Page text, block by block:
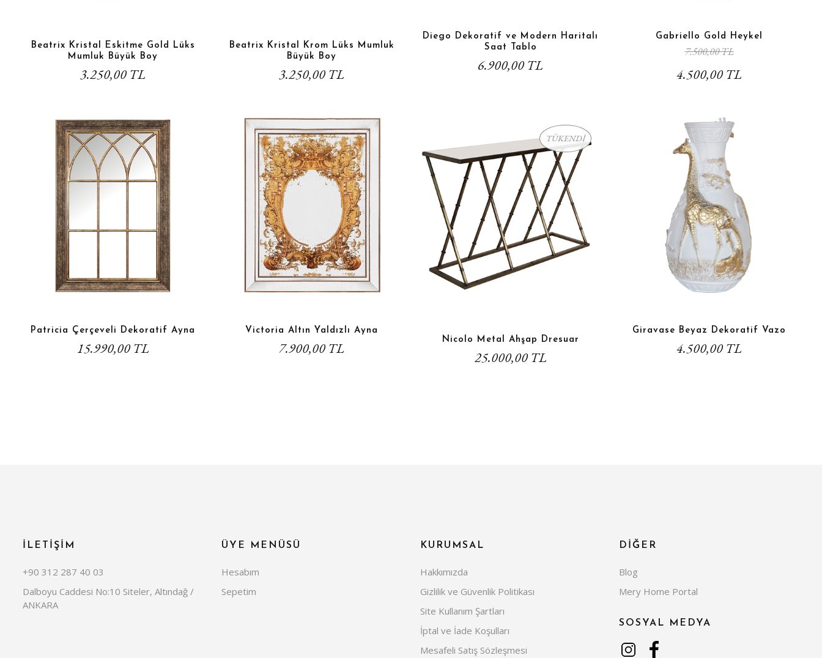
Beatrix Kristal Eskitme Gold Lüks
Mumluk Büyük Boy
3.250,00 TL
Beatrix Kristal Krom Lüks Mumluk
Büyük Boy
3.250,00 TL
Diego Dekoratif ve Modern Haritalı
Saat Tablo
6.900,00 TL
Gabriello Gold Heykel
7.500,00 TL
4.500,00 TL
Patricia Çerçeveli Dekoratif Ayna
15.990,00 TL
Victoria Altın Yaldızlı Ayna
7.900,00 TL
TÜKENDİ
Nicolo Metal Ahşap Dresuar
25.000,00 TL
Giravase Beyaz Dekoratif Vazo
4.500,00 TL
İLETİŞİM
+90 312 287 40 03
Dalboyu Caddesi No:10 Siteler, Altındağ /
ANKARA
ÜYE MENÜSÜ
Hesabım
Sepetim
KURUMSAL
Hakkımızda
Gizlilik ve Güvenlik Politikası
Site Kullanım Şartları
İptal ve İade Koşulları
Mesafeli Satış Sözleşmesi
DİĞER
Blog
Mery Home Portal
SOSYAL MEDYA